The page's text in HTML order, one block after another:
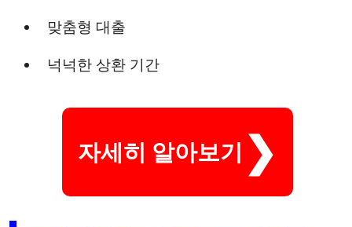
맞춤형 대출
넉넉한 상환 기간
자세히 알아보기